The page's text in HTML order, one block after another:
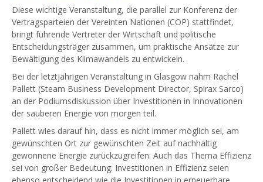
Diese wichtige Veranstaltung, die parallel zur Konferenz der
Vertragsparteien der Vereinten Nationen (COP) stattfindet,
bringt führende Vertreter der Wirtschaft und politische
Entscheidungsträger zusammen, um praktische Ansätze zur
Bewältigung des Klimawandels zu entwickeln.
Bei der letztjährigen Veranstaltung in Glasgow nahm Rachel
Pallett (Steam Business Development Director, Spirax Sarco)
an der Podiumsdiskussion über Investitionen in Innovationen
der sauberen Energie von morgen teil.
Pallett wies darauf hin, dass es nicht immer möglich sei, am
gewünschten Ort zur gewünschten Zeit auf nachhaltig
gewonnene Energie zurückzugreifen: Auch das Thema Effizienz
sei von großer Bedeutung. Investitionen in Effizienz seien